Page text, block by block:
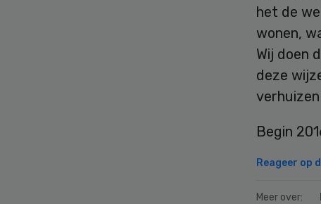
het de
wonen,
Wij doen
deze
Begin
Reageer op
Meer over: